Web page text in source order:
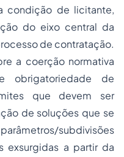
condição de licitante,
do eixo central da
de contratação.
a coerção normativa
obrigatoriedade de
que devem ser
de soluções que se
subdivisões
exsurgidas a partir da